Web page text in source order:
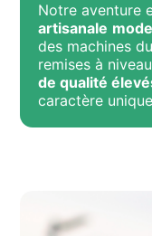
Notre aventure
artisanale
des machines
remises à
de qualité
caractère